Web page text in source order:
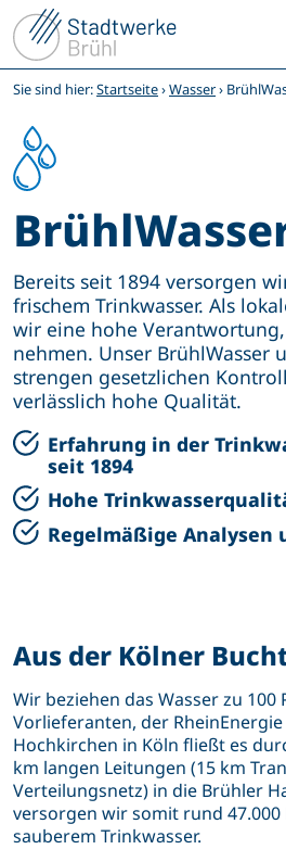
Zum
Inhalt
springen
Sie sind hier:Startseite›Wasser›
Bereits seit 1894 versorgen
frischem Trinkwasser. Als
wir eine hohe
nehmen. Unser BrühlWasser
strengen gesetzlichen
verlässlich hohe Qualität.
Erfahrung in der
seit 1894
Hohe
Regelmäßige Analysen
Aus der Kölner
Wir beziehen das Wasser zu
Vorlieferanten, der
Hochkirchen in Köln fließt es
km langen Leitungen (15 km
Verteilungsnetz) in die Brühler
versorgen wir somit rund
sauberem Trinkwasser.